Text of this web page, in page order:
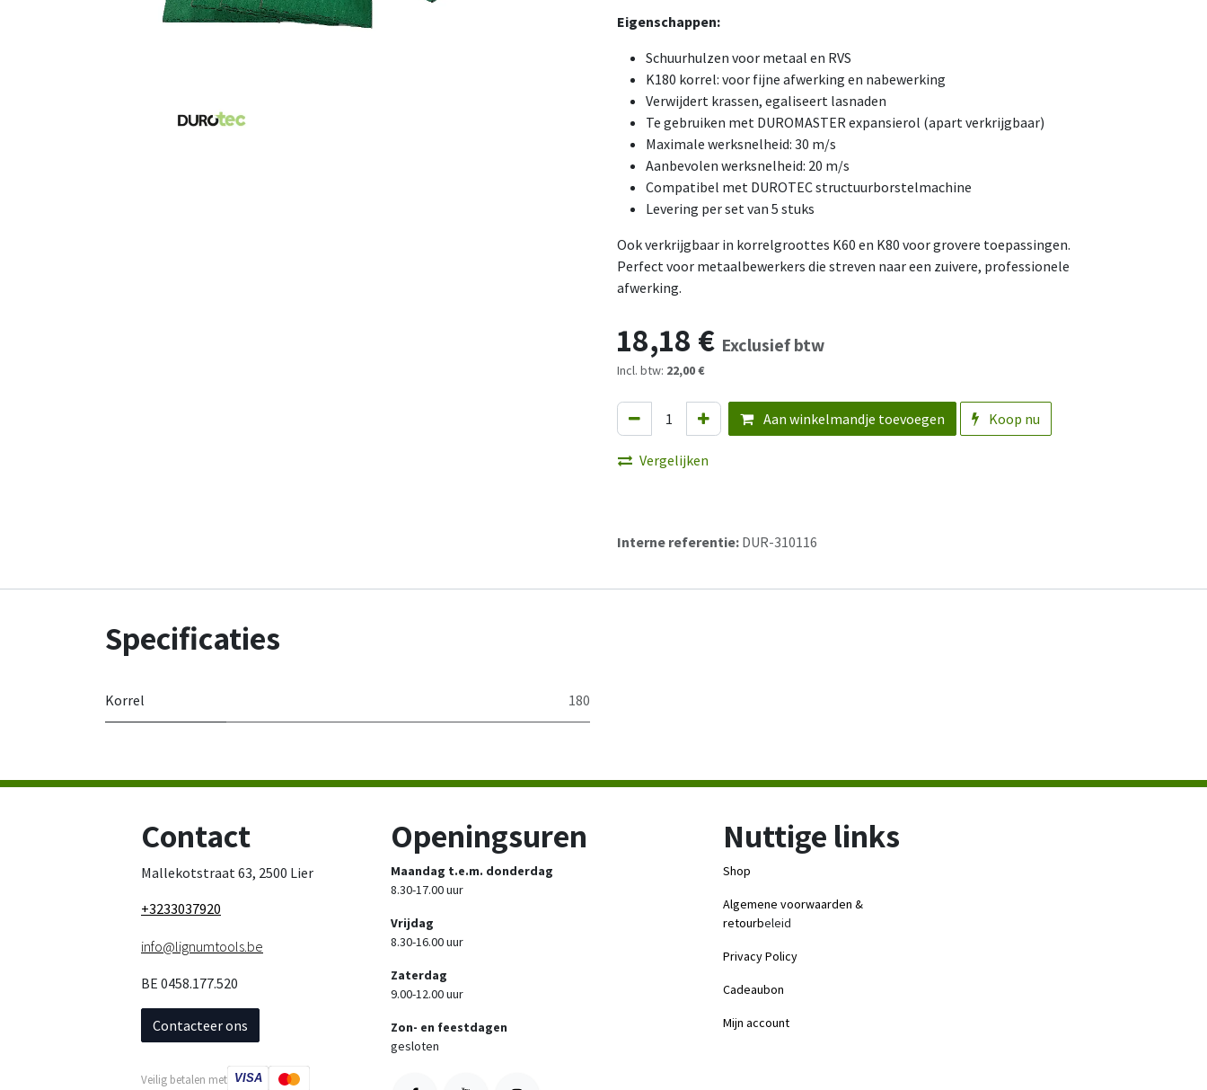
Eigenschappen:
Schuurhulzen voor metaal en RVS
K180 korrel: voor fijne afwerking en nabewerking
Verwijdert krassen, egaliseert lasnaden
Te gebruiken met DUROMASTER expansierol (apart verkrijgbaar)
Maximale werksnelheid: 30 m/s
Aanbevolen werksnelheid: 20 m/s
Compatibel met DUROTEC structuurborstelmachine
Levering per set van 5 stuks
Ook verkrijgbaar in korrelgroottes K60 en K80 voor grovere toepassingen.
Perfect voor metaalbewerkers die streven naar een zuivere, professionele
afwerking.
18,18 € Exclusief btw
Incl. btw: 22,00 €
Aan winkelmandje toevoegen Koop nu
Vergelijken
Interne referentie: DUR-310116
Specificaties
Korrel 180
Contact
Mallekotstraat 63, 2500 Lier
+3233037920
info@lignumtools.be
BE 0458.177.520
Contacteer ons
Veilig betalen met VISA
Openingsuren
Maandag t.e.m. donderdag
8.30-17.00 uur
Vrijdag
8.30-16.00 uur
Zaterdag
9.00-12.00 uur
Zon- en feestdagen
gesloten
Nuttige links
Shop
Algemene voorwaarden &
retourbeleid
Privacy Policy
Cadeaubon
Mijn account